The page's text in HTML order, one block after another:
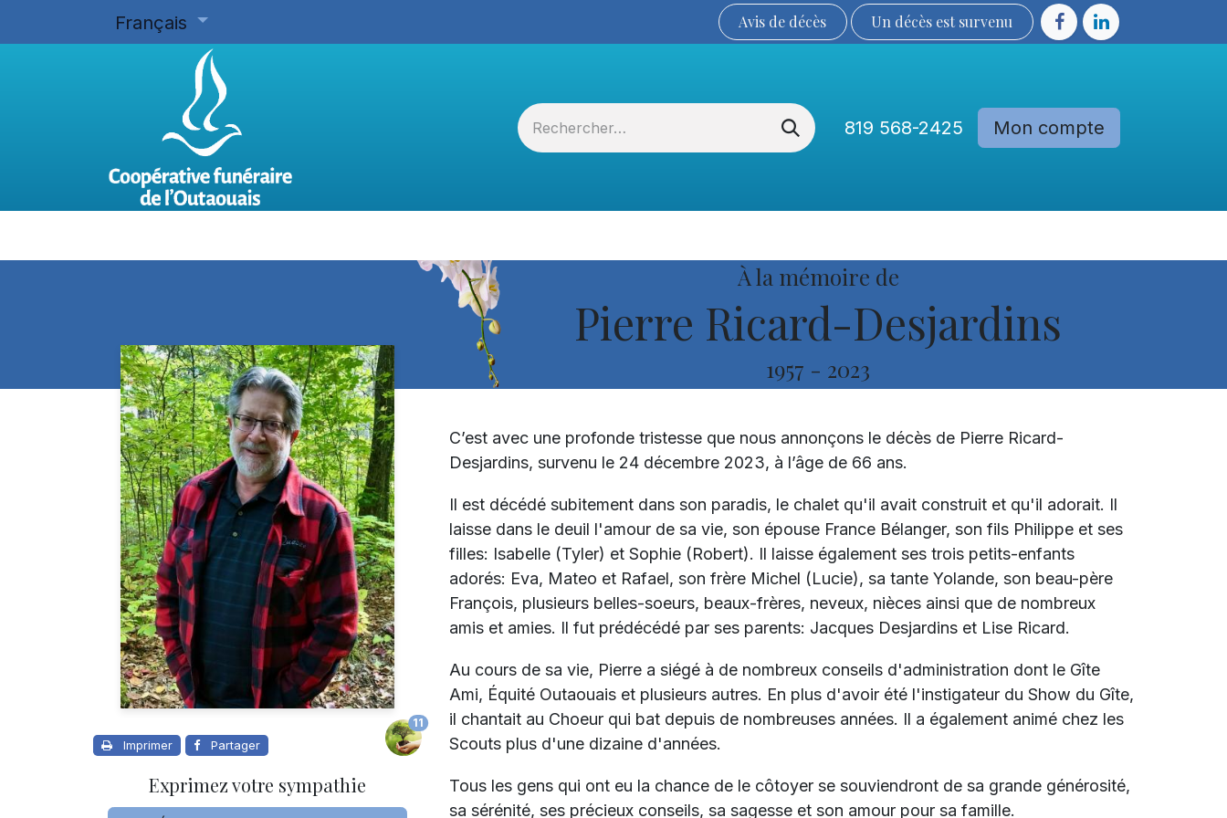
Français Avis de décès Un décès est sur​​​​​​​​ve​nu​​​​​​​​​​
819 568-2425 Mon compte
À la mémoire de
Pierre Ricard-Desjardins
1957 - 2023
Imprimer Partager
11
Exprimez votre sympathie
C’est avec une profonde tristesse que nous annonçons le décès de Pierre Ricard-
Desjardins, survenu le 24 décembre 2023, à l’âge de 66 ans.
Il est décédé subitement dans son paradis, le chalet qu'il avait construit et qu'il adorait. Il
laisse dans le deuil l'amour de sa vie, son épouse France Bélanger, son fils Philippe et ses
filles: Isabelle (Tyler) et Sophie (Robert). Il laisse également ses trois petits-enfants
adorés: Eva, Mateo et Rafael, son frère Michel (Lucie), sa tante Yolande, son beau-père
François, plusieurs belles-soeurs, beaux-frères, neveux, nièces ainsi que de nombreux
amis et amies. Il fut prédécédé par ses parents: Jacques Desjardins et Lise Ricard.
Au cours de sa vie, Pierre a siégé à de nombreux conseils d'administration dont le Gîte
Ami, Équité Outaouais et plusieurs autres. En plus d'avoir été l'instigateur du Show du Gîte,
il chantait au Choeur qui bat depuis de nombreuses années. Il a également animé chez les
Scouts plus d'une dizaine d'années.
Tous les gens qui ont eu la chance de le côtoyer se souviendront de sa grande générosité,
sa sérénité, ses précieux conseils, sa sagesse et son amour pour sa famille.